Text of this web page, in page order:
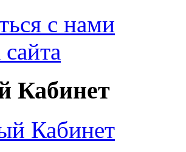
с нами
Кабинет
Кабинет